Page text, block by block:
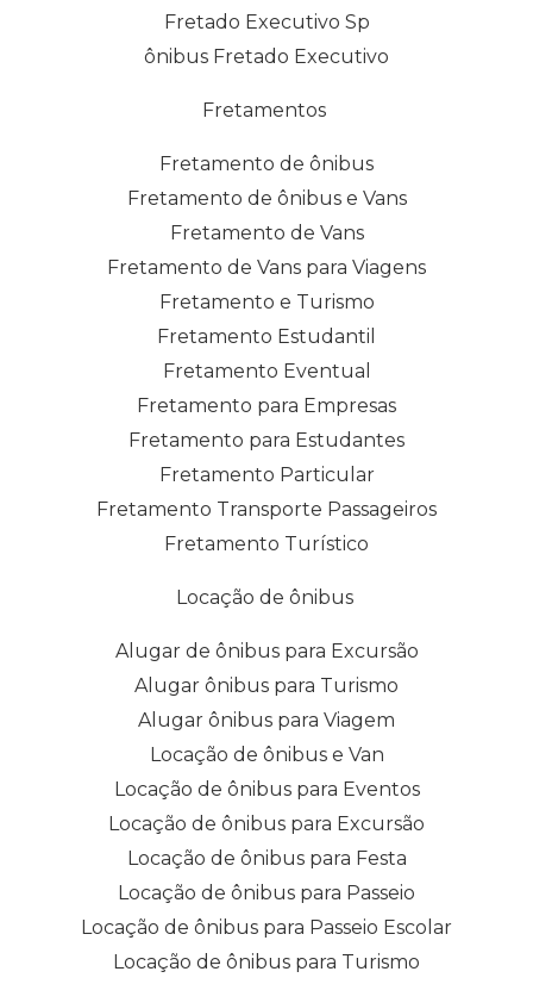
Fretado Executivo Sp
ônibus Fretado Executivo
Fretamentos
Fretamento de ônibus
Fretamento de ônibus e Vans
Fretamento de Vans
Fretamento de Vans para Viagens
Fretamento e Turismo
Fretamento Estudantil
Fretamento Eventual
Fretamento para Empresas
Fretamento para Estudantes
Fretamento Particular
Fretamento Transporte Passageiros
Fretamento Turístico
Locação de ônibus
Alugar de ônibus para Excursão
Alugar ônibus para Turismo
Alugar ônibus para Viagem
Locação de ônibus e Van
Locação de ônibus para Eventos
Locação de ônibus para Excursão
Locação de ônibus para Festa
Locação de ônibus para Passeio
Locação de ônibus para Passeio Escolar
Locação de ônibus para Turismo